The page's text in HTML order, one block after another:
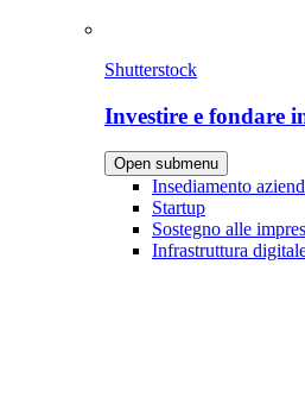
Shutterstock
Investire e fondare
Open submenu
Insediamento
Startup
Sostegno alle
Infrastruttura